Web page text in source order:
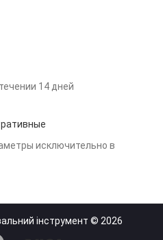
14 дней
исключительно в
інструмент © 2026